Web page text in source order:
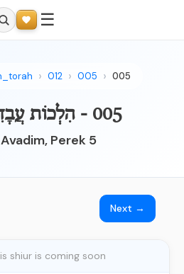
☰
012 005 005
005 - הִלְכוֹת עֲבָדִים פֵּרֶק ה
Perek 5
Next →
shiur is coming soon